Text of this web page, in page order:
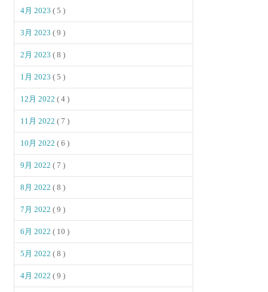
4月 2023( 5 )
3月 2023( 9 )
2月 2023( 8 )
1月 2023( 5 )
12月 2022( 4 )
11月 2022( 7 )
10月 2022( 6 )
9月 2022( 7 )
8月 2022( 8 )
7月 2022( 9 )
6月 2022( 10 )
5月 2022( 8 )
4月 2022( 9 )